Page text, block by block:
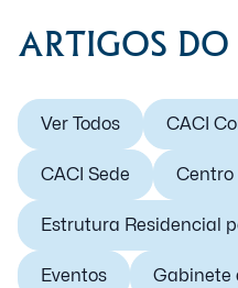
ARTIGOS DO
Ver Todos CACI
CACI Sede Centro
Estrutura Residencial
Eventos Gabinete